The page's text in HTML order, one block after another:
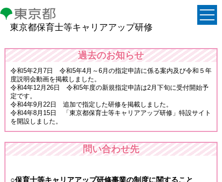
東京都保育士等キャリアアップ研修
過去のお知らせ
令和5年2月7日 令和5年4月～6月の指定申請に係る案内及び令和５年
度説明会動画を掲載しました。
令和4年12月26日 令和5年度の新規指定申請は2月下旬に受付開始予
定です。
令和4年9月22日 追加で指定した研修を掲載しました。
令和4年8月15日 「東京都保育士等キャリアアップ研修」特設サイト
を開設しました。
問い合わせ先
○保育士等キャリアアップ研修事業の制度に関すること